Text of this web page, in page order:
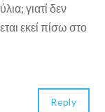
γιατί δεν
εκεί πίσω στο
Reply